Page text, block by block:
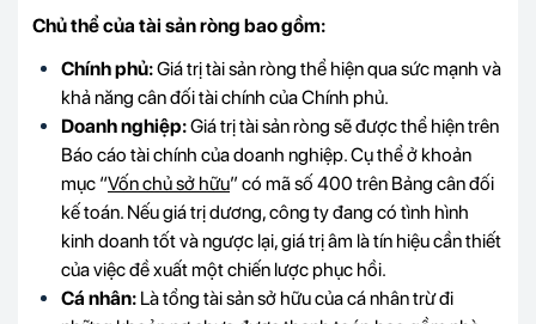
Chủ thể của tài sản ròng bao gồm:
Chính phủ:Giá trị tài sản ròng thể hiện qua sức mạnh và
khả năng cân đối tài chính của Chính phủ.
Doanh nghiệp:Giá trị tài sản ròng sẽ được thể hiện trên
Báo cáo tài chính của doanh nghiệp. Cụ thể ở khoản
mục “Vốn chủ sở hữu” có mã số 400 trên Bảng cân đối
kế toán. Nếu giá trị dương, công ty đang có tình hình
kinh doanh tốt và ngược lại, giá trị âm là tín hiệu cần thiết
của việc đề xuất một chiến lược phục hồi.
Cá nhân: Là tổng tài sản sở hữu của cá nhân trừ đi